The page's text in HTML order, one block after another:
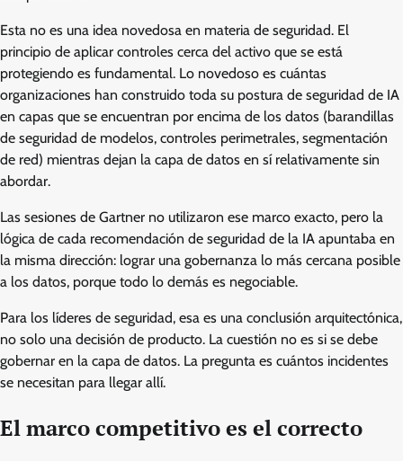
Esta no es una idea novedosa en materia de seguridad. El
principio de aplicar controles cerca del activo que se está
protegiendo es fundamental. Lo novedoso es cuántas
organizaciones han construido toda su postura de seguridad de IA
en capas que se encuentran por encima de los datos (barandillas
de seguridad de modelos, controles perimetrales, segmentación
de red) mientras dejan la capa de datos en sí relativamente sin
abordar.
Las sesiones de Gartner no utilizaron ese marco exacto, pero la
lógica de cada recomendación de seguridad de la IA apuntaba en
la misma dirección: lograr una gobernanza lo más cercana posible
a los datos, porque todo lo demás es negociable.
Para los líderes de seguridad, esa es una conclusión arquitectónica,
no solo una decisión de producto. La cuestión no es si se debe
gobernar en la capa de datos. La pregunta es cuántos incidentes
se necesitan para llegar allí.
El marco competitivo es el correcto